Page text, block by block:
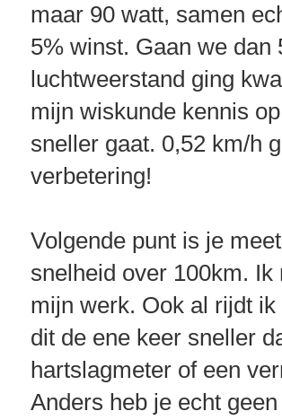
maar 90 watt, samen
5% winst. Gaan we
luchtweerstand ging
mijn wiskunde kennis
sneller gaat. 0,52 km/h
verbetering!
Volgende punt is je
snelheid over 100km.
mijn werk. Ook al rijdt
dit de ene keer sneller
hartslagmeter of een
Anders heb je echt